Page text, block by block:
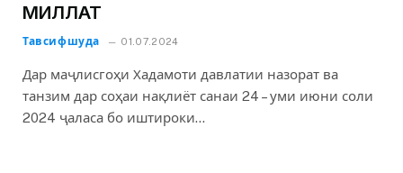
МИЛЛАТ
Тавсифшуда 01.07.2024
Дар маҷлисгоҳи Хадамоти давлатии назорат ва
танзим дар соҳаи нақлиёт санаи 24 – уми июни соли
2024 ҷаласа бо иштироки…